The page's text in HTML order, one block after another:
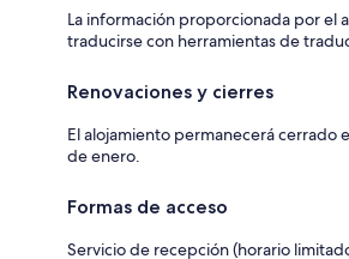
La información proporcionada por el
traducirse con herramientas de
Renovaciones y cierres
El alojamiento permanecerá cerrado
de enero.
Formas de acceso
Servicio de recepción (horario